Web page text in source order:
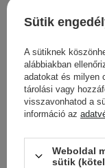
Sütik
A sütiknek
alábbiakban
adatokat és milyen
tárolási vagy
visszavonhatod a
információ az
Weboldal
sütik